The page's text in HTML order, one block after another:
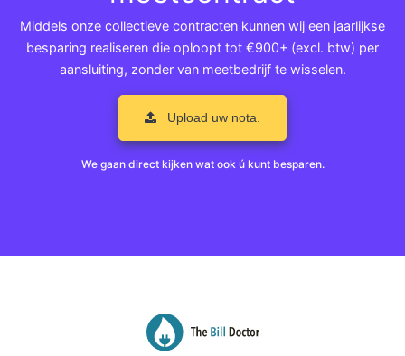
Middels onze collectieve contracten kunnen wij een jaarlijkse
besparing realiseren die oploopt tot €900+ (excl. btw) per
aansluiting, zonder van meetbedrijf te wisselen.
Upload uw nota.
We gaan direct kijken wat ook ú kunt besparen.